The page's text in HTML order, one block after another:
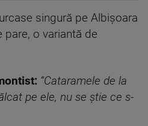
singură pe Albișoara
pare, o variantă de
“Cataramele de la
pe ele, nu se știe ce s-